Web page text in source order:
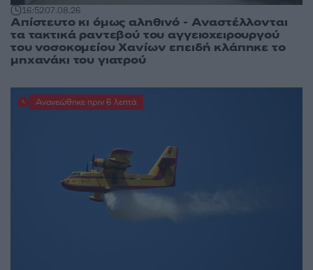
16:5207.08.26
Απίστευτο κι όμως αληθινό - Aναστέλλονται
τα τακτικά ραντεβού του αγγειοχειρουργού
του νοσοκομείου Χανίων επειδή κλάπηκε το
μηχανάκι του γιατρού
Ανανεώθηκε πριν 6 λεπτά